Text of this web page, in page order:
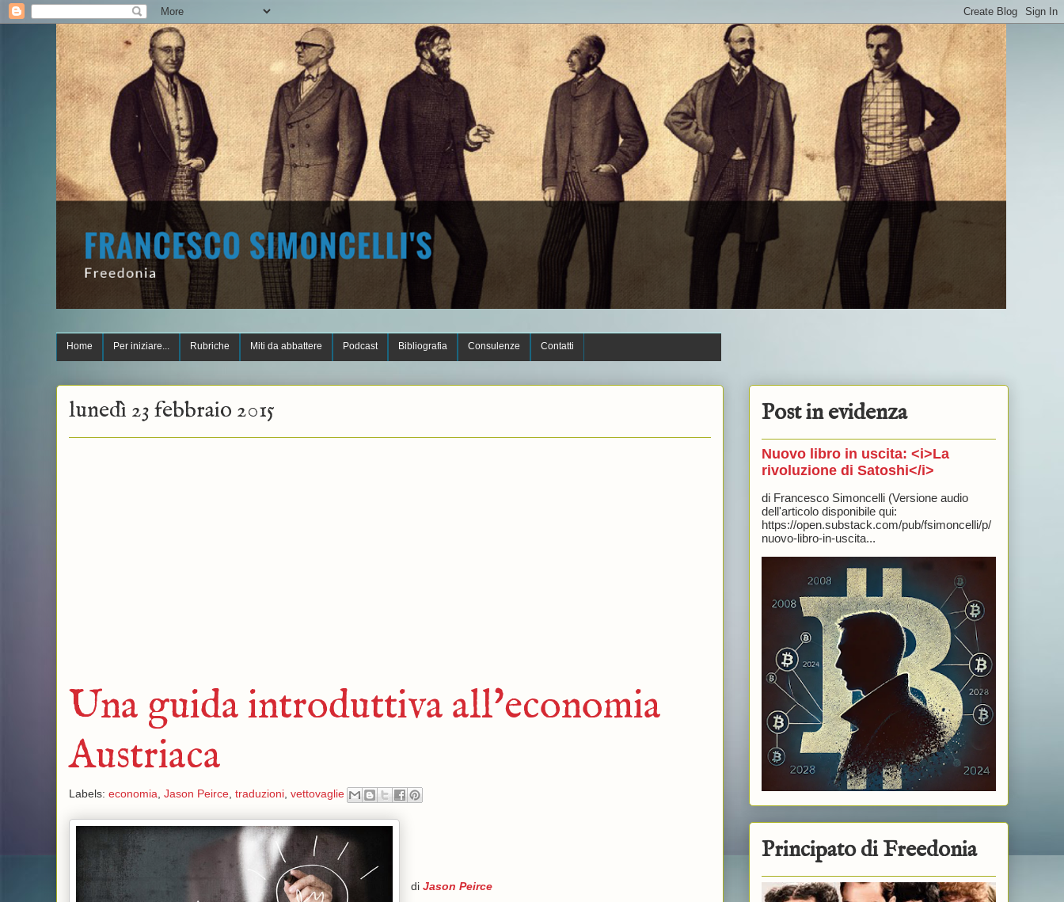
Home Per iniziare... Rubriche Miti da abbattere Podcast Bibliografia Consulenze Contatti
lunedì 23 febbraio 2015
Una guida introduttiva all'economia
Austriaca
Labels: economia, Jason Peirce, traduzioni, vettovaglie
di Jason Peirce
Post in evidenza
Nuovo libro in uscita: <i>La
rivoluzione di Satoshi</i>
di Francesco Simoncelli (Versione audio
dell'articolo disponibile qui:
https://open.substack.com/pub/fsimoncelli/p/
nuovo-libro-in-uscita...
Principato di Freedonia